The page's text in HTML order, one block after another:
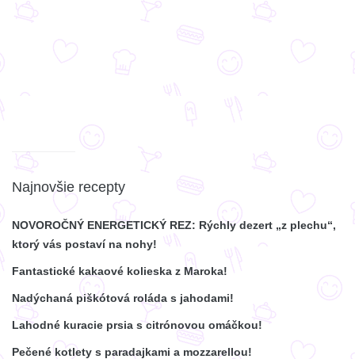
Najnovšie recepty
NOVOROČNÝ ENERGETICKÝ REZ: Rýchly dezert „z plechu“,
ktorý vás postaví na nohy!
Fantastické kakaové kolieska z Maroka!
Nadýchaná piškótová roláda s jahodami!
Lahodné kuracie prsia s citrónovou omáčkou!
Pečené kotlety s paradajkami a mozzarellou!